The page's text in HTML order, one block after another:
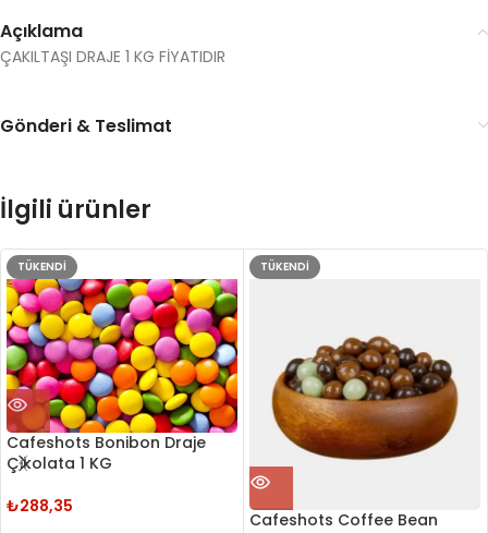
Açıklama
ÇAKILTAŞI DRAJE 1 KG FİYATIDIR
Gönderi & Teslimat
İlgili ürünler
TÜKENDI
Cafeshots Bonibon Draje
Çikolata 1 KG
₺288,35
TÜKENDI
Cafeshots Coffee Bean